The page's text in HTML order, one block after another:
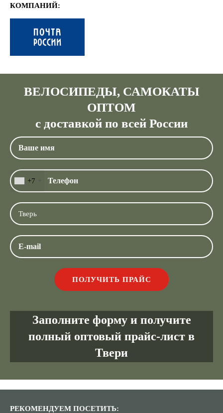
КОМПАНИЙ:
ВЕЛОСИПЕДЫ, САМОКАТЫ
ОПТОМ
с доставкой по всей России
+7
Заполните форму и получите
полный оптовый прайс-лист в
Твери
РЕКОМЕНДУЕМ ПОСЕТИТЬ: